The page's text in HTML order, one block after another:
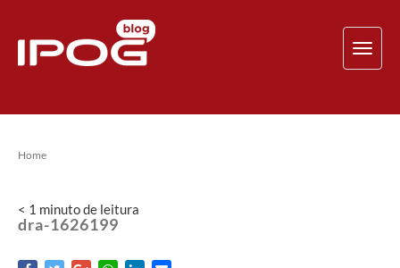
Home
< 1 minutode leitura
dra-1626199